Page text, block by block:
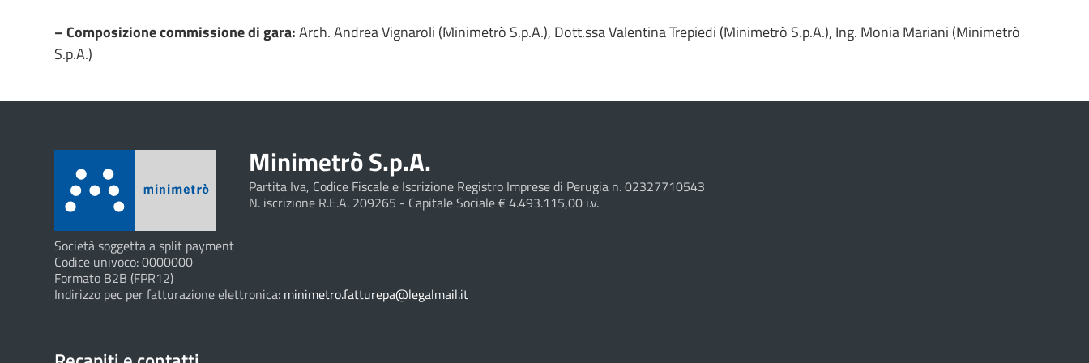
– Composizione commissione di gara:Arch. Andrea Vignaroli (Minimetrò S.p.A.), Dott.ssa Valentina Trepiedi (Minimetrò S.p.A.), Ing. Monia Mariani (Minimetrò
S.p.A.)
Minimetrò S.p.A.
Partita Iva, Codice Fiscale e Iscrizione Registro Imprese di Perugia n. 02327710543
N. iscrizione R.E.A. 209265 - Capitale Sociale € 4.493.115,00 i.v.
Società soggetta a split payment
Codice univoco: 0000000
Formato B2B (FPR12)
Indirizzo pec per fatturazione elettronica: minimetro.fatturepa@legalmail.it